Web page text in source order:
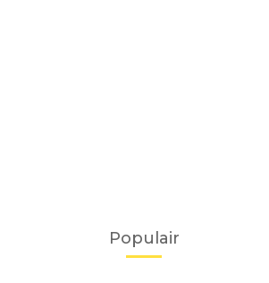
Populair